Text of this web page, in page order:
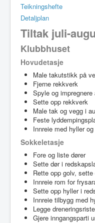
Teikningshefte
Detaljplan
Tiltak juli-
Klubbhuset
Hovudetasje
Male takutstikk på
Fjerne rekkverk
Spyle og impregnere
Sette opp rekkverk
Male tak og vegg i
Feste
Innreie med hyller
Sokkeletasje
Fore og liste dører
Sette dør i
Rette opp golv,
Innreie rom for
Sette opp hyller i
Innreie tilbygg med
Legge
Gjere inngangsparti